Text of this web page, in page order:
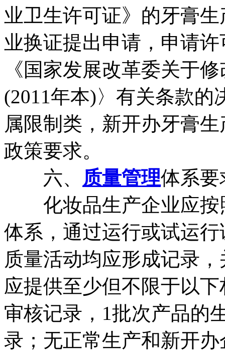
业卫生许可证》的牙膏
业换证提出申请，申请
《国家发展改革委关于
(2011年本)〉有关条款的
属限制类，新开办牙膏
政策要求。
六、 质量管理体系要
化妆品生产企业应按
体系，通过运行或试运
质量活动均应形成记录
应提供至少但不限于以
审核记录，1批次产品的
录；无正常生产和新开